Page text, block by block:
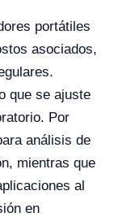
portátiles
asociados,
que se ajuste
Por
análisis de
mientras que
al
en